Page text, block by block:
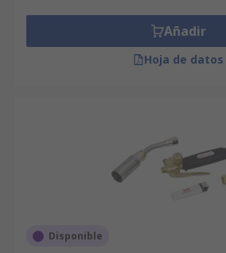
Añadir
Hoja de datos
Disponible